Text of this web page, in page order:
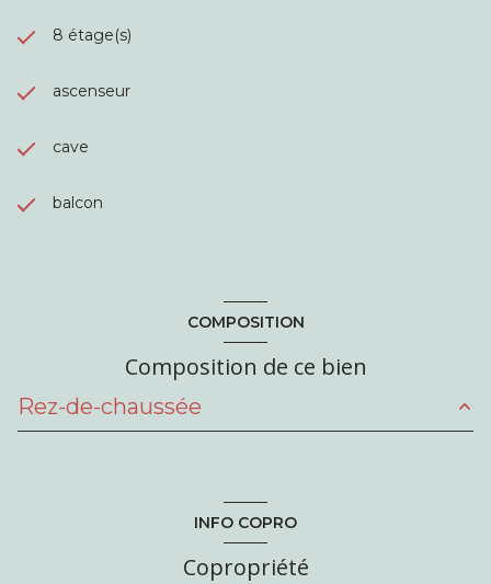
8 étage(s)
ascenseur
cave
balcon
COMPOSITION
Composition de ce bien
Rez-de-chaussée
INFO COPRO
Copropriété